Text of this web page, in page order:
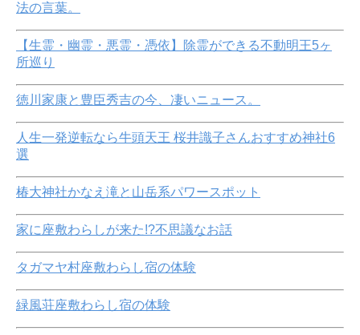
法の言葉。
【生霊・幽霊・悪霊・憑依】除霊ができる不動明王5ヶ
所巡り
徳川家康と豊臣秀吉の今、凄いニュース。
人生一発逆転なら牛頭天王 桜井識子さんおすすめ神社6
選
椿大神社かなえ滝と山岳系パワースポット
家に座敷わらしが来た!?不思議なお話
タガマヤ村座敷わらし宿の体験
緑風荘座敷わらし宿の体験